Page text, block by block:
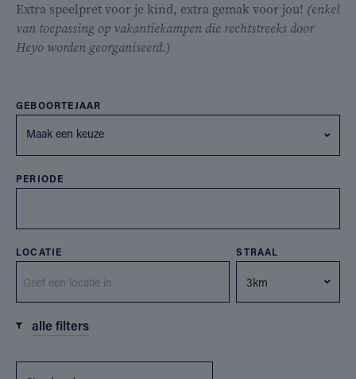
Extra speelpret voor je kind, extra gemak voor jou! (enkel
van toepassing op vakantiekampen die rechtstreeks door
Heyo worden georganiseerd.)
GEBOORTEJAAR
Maak een keuze
PERIODE
LOCATIE STRAAL
alle filters